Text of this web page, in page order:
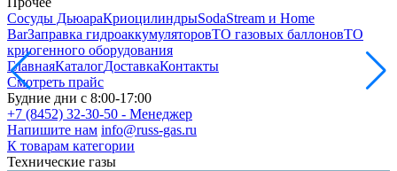
Сосуды ДьюараКриоцилиндрыSodaStream и Home
BarЗаправка гидроаккумуляторовТО газовых баллоновТО
криогенного оборудования
ГлавнаяКаталогДоставкаКонтакты
Смотреть прайс
Будние дни с 8:00-17:00
+7 (8452) 32-30-50 - Менеджер
Напишите нам info@russ-gas.ru
К товарам категории
Технические газы